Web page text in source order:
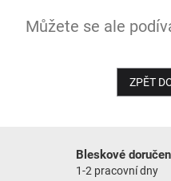
NOVINKY
Můžete se ale
ZPĚT
Bleskové
1-2 pracovní dny